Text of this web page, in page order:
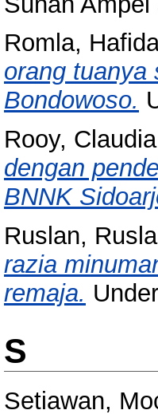
Romla,
orang tuanya
Bondowoso.
Rooy,
dengan
BNNK
Ruslan,
razia
remaja.
S
Setiawan,